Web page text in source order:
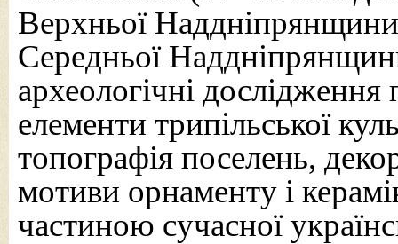
Верхньої
Середньої
археологічні
елементи трипільської
топографія поселень,
мотиви орнаменту і
частиною сучасної